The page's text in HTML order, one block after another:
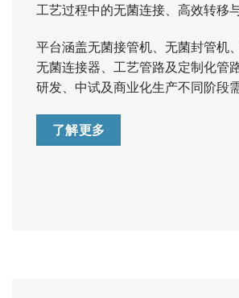
工艺过程中的无菌连接、高效转移
平台涵盖无菌接管机、无菌封管机
无菌连接器、工艺管路及定制化管
研发、中试及商业化生产不同阶段需
了解更多